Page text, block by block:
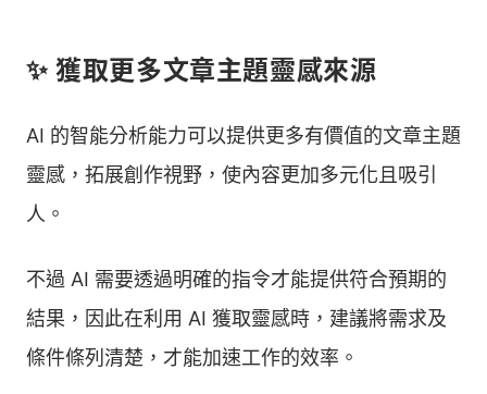
✨ 獲取更多文章主題靈感來源
AI 的智能分析能力可以提供更多有價值的文章主題
靈感，拓展創作視野，使內容更加多元化且吸引
人。
不過 AI 需要透過明確的指令才能提供符合預期的
結果，因此在利用 AI 獲取靈感時，建議將需求及
條件條列清楚，才能加速工作的效率。